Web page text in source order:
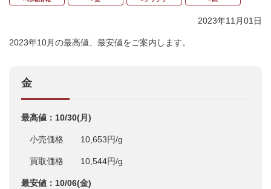
2023年11月01日
2023年10月の最高値、最安値をご案内します。
金
最高値：10/30(月)
小売価格 10,653円/g
買取価格 10,544円/g
最安値：10/06(金)